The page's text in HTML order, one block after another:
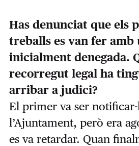
Has denunciat que els
treballs es van fer amb
inicialment denegada.
recorregut legal ha
arribar a judici?
El primer va ser
l’Ajuntament, però era
es va retardar. Quan